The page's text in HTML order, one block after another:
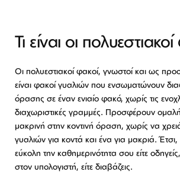
Τι είναι οι
Οι πολυεστιακοί φακοί, γνωστοί και ως
είναι φακοί γυαλιών που ενσωματώνουν
όρασης σε έναν ενιαίο φακό, χωρίς τις
διαχωριστικές γραμμές. Προσφέρουν
μακρινή στην κοντινή όραση, χωρίς να
γυαλιών για κοντά και ένα για μακριά.
εύκολη την καθημερινότητα σου είτε
στον υπολογιστή, είτε διαβάζεις.